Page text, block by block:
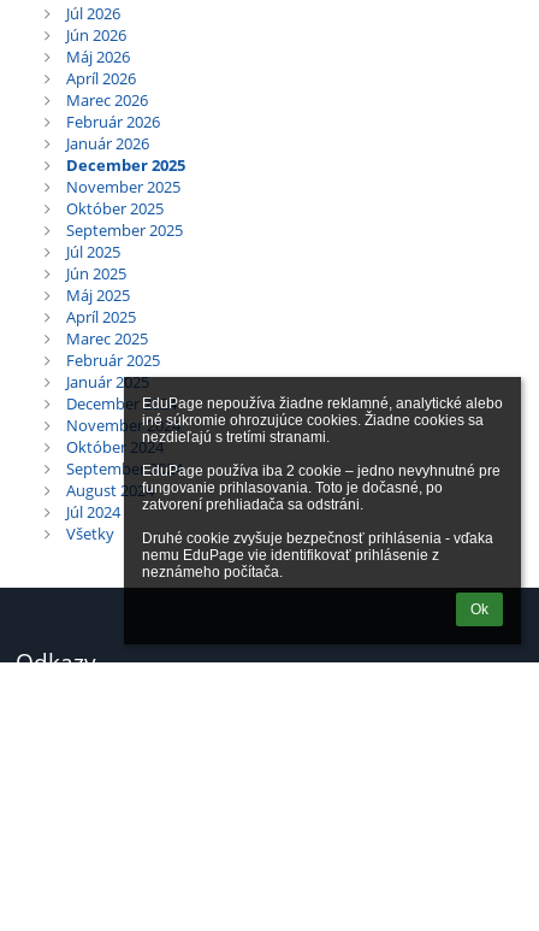
EduPage nepoužíva žiadne reklamné, analytické alebo
iné súkromie ohrozujúce cookies. Žiadne cookies sa
nezdieľajú s tretími stranami.
EduPage používa iba 2 cookie – jedno nevyhnutné pre
fungovanie prihlasovania. Toto je dočasné, po
zatvorení prehliadača sa odstráni.
Druhé cookie zvyšuje bezpečnosť prihlásenia - vďaka
nemu EduPage vie identifikovať prihlásenie z
neznámeho počítača.
Ok
Júl 2026
Jún 2026
Máj 2026
Apríl 2026
Marec 2026
Február 2026
Január 2026
December 2025
November 2025
Október 2025
September 2025
Júl 2025
Jún 2025
Máj 2025
Apríl 2025
Marec 2025
Február 2025
Január 2025
December 2024
November 2024
Október 2024
September 2024
August 2024
Júl 2024
Všetky
Odkazy